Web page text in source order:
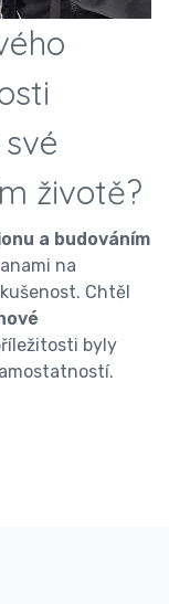
životě?
a budováním
na
Chtěl
byly